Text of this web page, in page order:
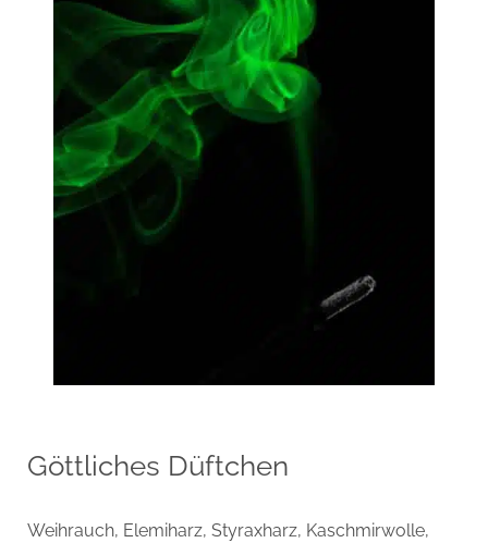
Göttliches Düftchen
Weihrauch, Elemiharz, Styraxharz, Kaschmirwolle,